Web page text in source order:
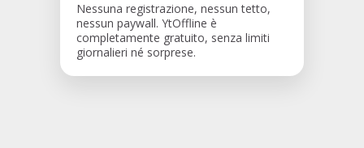
Nessuna registrazione, nessun tetto,
nessun paywall. YtOffline è
completamente gratuito, senza limiti
giornalieri né sorprese.